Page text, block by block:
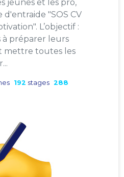
jeunes et les pro,
d'entraide "SOS CV
L’objectif :
à préparer leurs
mettre toutes les
192 stages 288